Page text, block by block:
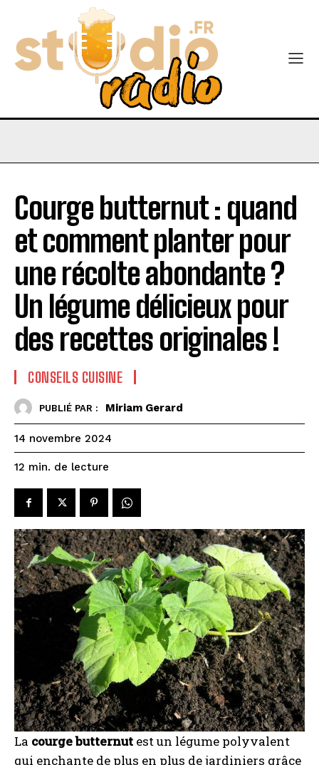
Courge butternut : quand
et comment planter pour
une récolte abondante ?
Un légume délicieux pour
des recettes originales !
CONSEILS CUISINE
PUBLIÉ PAR : Miriam Gerard
14 novembre 2024
12 min. de lecture
La courge butternut est un légume polyvalent
qui enchante de plus en plus de jardiniers grâce